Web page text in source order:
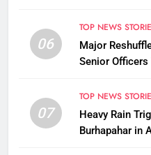
06
TOP NEWS
Major
Senior Officers
07
TOP NEWS
Heavy Rain
Burhapahar in